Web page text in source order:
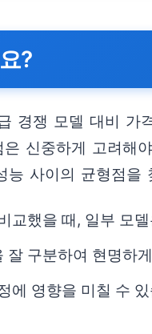
?
경쟁 모델 대비
신중하게 고려해
사이의 균형점을
교했을 때, 일부 모
구분하여 현명하
에 영향을 미칠 수